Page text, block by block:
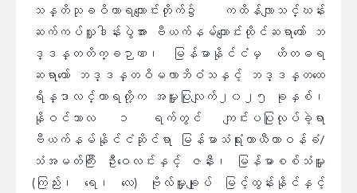
သန္တိသုခဝိဟာရကျောင်းတိုက်၌ ကထိန်လျာသင်္ဃန်း
ဆက်ကပ်လှူဒါန်းပွဲအား ဗီယက်နမ်ကျောင်းထိုင်ဆရာတော် ဘ
ဒ္ဒန္တတိက္ခဉာဏ၊ မြန်မာနိုင်ငံမှ ဟိတဓရ
ဆရာတော် ဘဒ္ဒန္တဝိမလာဘိဝံသနှင့် ဘဒ္ဒန္တထေ
ရိန္ဒာလင်္ကာရတို့က အမှူးပြုလျက်၂၀၂၅ ခုနှစ်၊
နိုဝင်ဘာလ ၁ ရက်တွင် ကျင်းပပြုလုပ်ခဲ့ရာ
ဗီယက်နမ်နိုင်ငံဆိုင်ရာ မြန်မာသံရုံးယာယီတာဝန်ခံ/
သံအမတ်ကြီး ဦးဝေလင်းနှင့် ဇနီး၊ မြန်မာစစ်သံမှူး
(ကြည်း၊ ရေ၊ လေ) ဗိုလ်မှူးချုပ် မြင့်ထွန်းနိုင်နှင့်